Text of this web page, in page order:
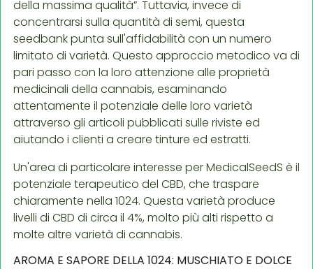
della massima qualità”. Tuttavia, invece di
concentrarsi sulla quantità di semi, questa
seedbank punta sull'affidabilità con un numero
limitato di varietà. Questo approccio metodico va di
pari passo con la loro attenzione alle proprietà
medicinali della cannabis, esaminando
attentamente il potenziale delle loro varietà
attraverso gli articoli pubblicati sulle riviste ed
aiutando i clienti a creare tinture ed estratti.
Un'area di particolare interesse per MedicalSeedS è il
potenziale terapeutico del CBD, che traspare
chiaramente nella 1024. Questa varietà produce
livelli di CBD di circa il 4%, molto più alti rispetto a
molte altre varietà di cannabis.
AROMA E SAPORE DELLA 1024: MUSCHIATO E DOLCE